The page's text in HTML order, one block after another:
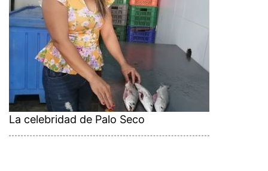
La celebridad de Palo Seco